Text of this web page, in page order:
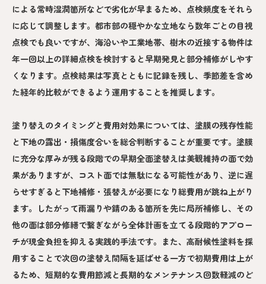
による常時湿潤箇所などで劣化が早まるため、点検頻度をそれら
に応じて調整します。都市部の穏やかな立地なら数年ごとの目視
点検でも良いですが、海沿いや工業地帯、樹木の近接する物件は
年一回以上の詳細点検を検討すると早期発見と部分補修がしやす
くなります。点検結果は写真とともに記録を残し、季節差を含め
た経年的比較ができるよう運用することを推奨します。
塗り替えのタイミングと費用対効果については、塗膜の残存性能
と下地の露出・損傷度合いを総合判断することが重要です。塗膜
に充分な厚みが残る段階での早期全面塗替えは美観維持の面で効
果がありますが、コスト面では無駄になる可能性があり、逆に遅
らせすぎると下地補修・張替えが必要になり総費用が跳ね上がり
ます。したがって雨漏りや錆のある箇所を先に局所補修し、その
他の面は部分修繕で繋ぎながら全体計画を立てる段階的アプロー
チが現金負担を抑える実践的手法です。また、高耐候性塗料を採
用することで次回の塗替え間隔を延ばせる一方で初期費用は上が
るため、短期的な費用節減と長期的なメンテナンス回数軽減のど